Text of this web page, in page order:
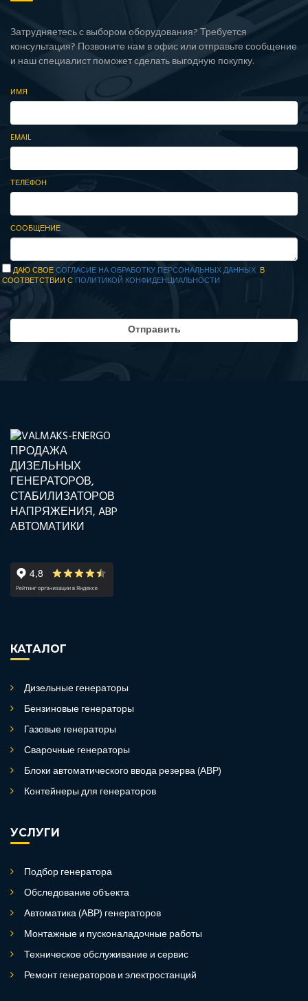
Затрудняетесь с выбором оборудования? Требуется
консультация? Позвоните нам в офис или отправьте сообщение
и наш специалист поможет сделать выгодную покупку.
ИМЯ
EMAIL
ТЕЛЕФОН
СООБЩЕНИЕ
ДАЮ СВОЕСОГЛАСИЕ НА ОБРАБОТКУ ПЕРСОНАЛЬНЫХ ДАННЫХ В
СООТВЕТСТВИИ С ПОЛИТИКОЙ КОНФИДЕНЦИАЛЬНОСТИ
КАТАЛОГ
Дизельные генераторы
Бензиновые генераторы
Газовые генераторы
Сварочные генераторы
Блоки автоматического ввода резерва (АВР)
Контейнеры для генераторов
УСЛУГИ
Подбор генератора
Обследование объекта
Автоматика (АВР) генераторов
Монтажные и пусконаладочные работы
Техническое обслуживание и сервис
Ремонт генераторов и электростанций